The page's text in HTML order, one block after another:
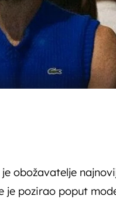
obožavatelje
je pozirao poput